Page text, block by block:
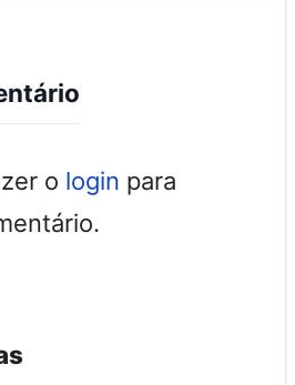
o login para